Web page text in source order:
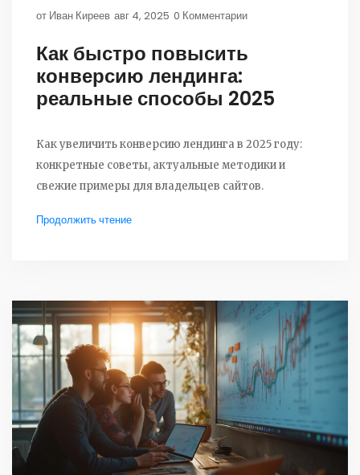
от Иван Киреев авг 4, 2025 0 Комментарии
Как быстро повысить
конверсию лендинга:
реальные способы 2025
Как увеличить конверсию лендинга в 2025 году:
конкретные советы, актуальные методики и
свежие примеры для владельцев сайтов.
Продолжить чтение